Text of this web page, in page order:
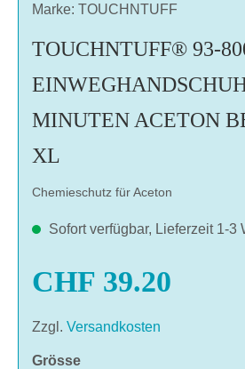
Marke: TOUCHNTUFF
TOUCHNTUFF® 93-
MINUTEN ACETON
XL
Chemieschutz für Aceton
Sofort verfügbar, Lieferzeit 1-3
CHF 39.20
Zzgl. Versandkosten
Grösseauswählen